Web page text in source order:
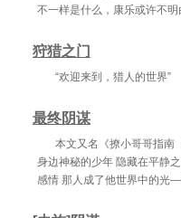
第七十九章 激战中的梦境
第八十二章 成长总有别离
第三章 不靠谱的师父
第六章 果毅都尉绘图
第九章 绝色艳帮执事
第十二章 终究棋差一招
不一样是什么，康乐或许不
狩猎之门
“欢迎来到，猎人的世界”
最终阴谋
本文又名《撩小哥哥指南
身边神秘的少年 隐藏在平静
感情 那人成了他世界中的光